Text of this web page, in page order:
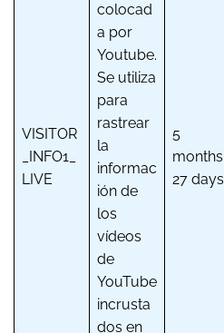
VISITOR
_INFO1_
LIVE
colocad
a por
Youtube.
Se utiliza
para
rastrear
la
informac
ión de
los
vídeos
de
YouTube
incrusta
dos en
5
months
27 days